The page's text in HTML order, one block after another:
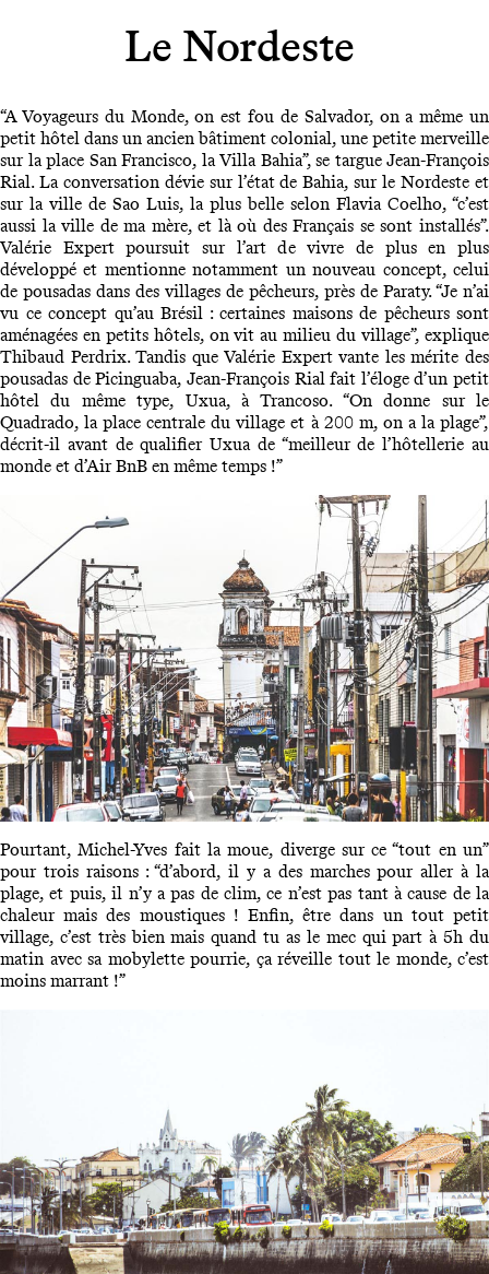
Le Nordeste
“A Voyageurs du Monde, on est fou de Salvador, on a même un
petit hôtel dans un ancien bâtiment colonial, une petite merveille
sur la place San Francisco, la Villa Bahia”, se targue Jean-François
Rial. La conversation dévie sur l’état de Bahia, sur le Nordeste et
sur la ville de Sao Luis, la plus belle selon Flavia Coelho, “c’est
aussi la ville de ma mère, et là où des Français se sont installés”.
Valérie Expert poursuit sur l’art de vivre de plus en plus
développé et mentionne notamment un nouveau concept, celui
de pousadas dans des villages de pêcheurs, près de Paraty. “Je n’ai
vu ce concept qu’au Brésil : certaines maisons de pêcheurs sont
aménagées en petits hôtels, on vit au milieu du village”, explique
Thibaud Perdrix. Tandis que Valérie Expert vante les mérite des
pousadas de Picinguaba, Jean-François Rial fait l’éloge d’un petit
hôtel du même type, Uxua, à Trancoso. “On donne sur le
Quadrado, la place centrale du village et à 200 m, on a la plage”,
décrit-il avant de qualifier Uxua de “meilleur de l’hôtellerie au
monde et d’Air BnB en même temps !”
Pourtant, Michel-Yves fait la moue, diverge sur ce “tout en un”
pour trois raisons : “d’abord, il y a des marches pour aller à la
plage, et puis, il n’y a pas de clim, ce n’est pas tant à cause de la
chaleur mais des moustiques ! Enfin, être dans un tout petit
village, c’est très bien mais quand tu as le mec qui part à 5h du
matin avec sa mobylette pourrie, ça réveille tout le monde, c’est
moins marrant !”